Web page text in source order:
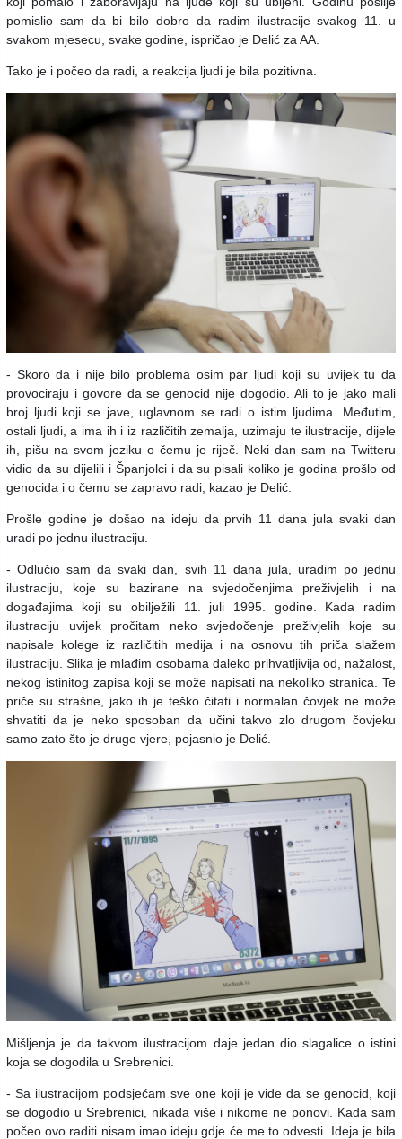
pomislio sam da bi bilo dobro da radim ilustracije svakog 11. u
svakom mjesecu, svake godine, ispričao je Delić za AA.
Tako je i počeo da radi, a reakcija ljudi je bila pozitivna.
- Skoro da i nije bilo problema osim par ljudi koji su uvijek tu da
provociraju i govore da se genocid nije dogodio. Ali to je jako mali
broj ljudi koji se jave, uglavnom se radi o istim ljudima. Međutim,
ostali ljudi, a ima ih i iz različitih zemalja, uzimaju te ilustracije, dijele
ih, pišu na svom jeziku o čemu je riječ. Neki dan sam na Twitteru
vidio da su dijelili i Španjolci i da su pisali koliko je godina prošlo od
genocida i o čemu se zapravo radi, kazao je Delić.
Prošle godine je došao na ideju da prvih 11 dana jula svaki dan
uradi po jednu ilustraciju.
- Odlučio sam da svaki dan, svih 11 dana jula, uradim po jednu
ilustraciju, koje su bazirane na svjedočenjima preživjelih i na
događajima koji su obilježili 11. juli 1995. godine. Kada radim
ilustraciju uvijek pročitam neko svjedočenje preživjelih koje su
napisale kolege iz različitih medija i na osnovu tih priča slažem
ilustraciju. Slika je mlađim osobama daleko prihvatljivija od, nažalost,
nekog istinitog zapisa koji se može napisati na nekoliko stranica. Te
priče su strašne, jako ih je teško čitati i normalan čovjek ne može
shvatiti da je neko sposoban da učini takvo zlo drugom čovjeku
samo zato što je druge vjere, pojasnio je Delić.
Mišljenja je da takvom ilustracijom daje jedan dio slagalice o istini
koja se dogodila u Srebrenici.
- Sa ilustracijom podsjećam sve one koji je vide da se genocid, koji
se dogodio u Srebrenici, nikada više i nikome ne ponovi. Kada sam
počeo ovo raditi nisam imao ideju gdje će me to odvesti. Ideja je bila